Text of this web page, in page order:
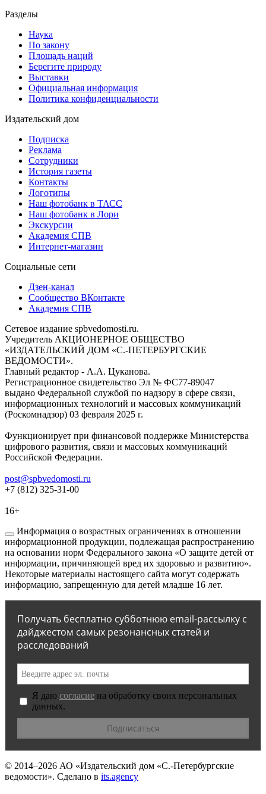
Разделы
Наука
По закону
Площадь наций
Берегите природу
Выставки
Официальная информация
Политика конфиденциальности
Издательский дом
Подписка
Реклама
Сотрудники
История газеты
Контакты
Логотипы
Наш фотобанк в ТАСС
Наш фотобанк в Лори
Экскурсии
Академия СПВ
Интернет-магазин
Социальные сети
Дзен-канал
Сообщество ВКонтакте
Академия СПВ
Сетевое издание spbvedomosti.ru.
Учредитель АКЦИОНЕРНОЕ ОБЩЕСТВО
«ИЗДАТЕЛЬСКИЙ ДОМ «С.-ПЕТЕРБУРГСКИЕ
ВЕДОМОСТИ».
Главный редактор - А.А. Цуканова.
Регистрационное свидетельство Эл № ФС77-89047
выдано Федеральной службой по надзору в сфере связи,
информационных технологий и массовых коммуникаций
(Роскомнадзор) 03 февраля 2025 г.
Функционирует при финансовой поддержке Министерства
цифрового развития, связи и массовых коммуникаций
Российской Федерации.
post@spbvedomosti.ru
+7 (812) 325-31-00
16+
Информация о возрастных ограничениях в отношении
информационной продукции, подлежащая распространению
на основании норм Федерального закона «О защите детей от
информации, причиняющей вред их здоровью и развитию».
Некоторые материалы настоящего сайта могут содержать
информацию, запрещенную для детей младше 16 лет.
Получать бесплатно субботнюю email-рассылку с
дайджестом самых резонансных статей и
расследований
Я даю согласие на обработку своих персональных
данных.
© 2014–2026 АО «Издательский дом «С.-Петербургские
ведомости». Сделано в its.agency